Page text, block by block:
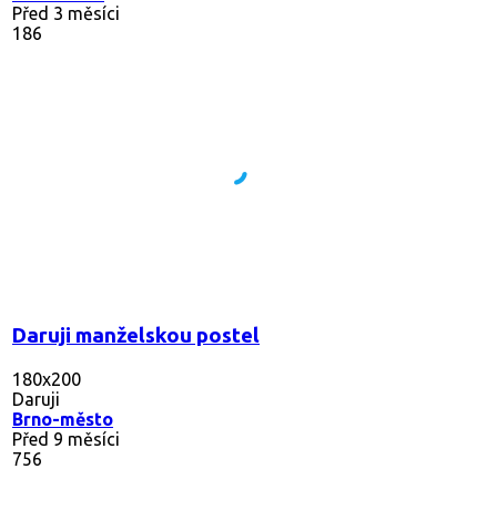
Před 3 měsíci
186
Daruji manželskou postel
180x200
Daruji
Brno-město
Před 9 měsíci
756